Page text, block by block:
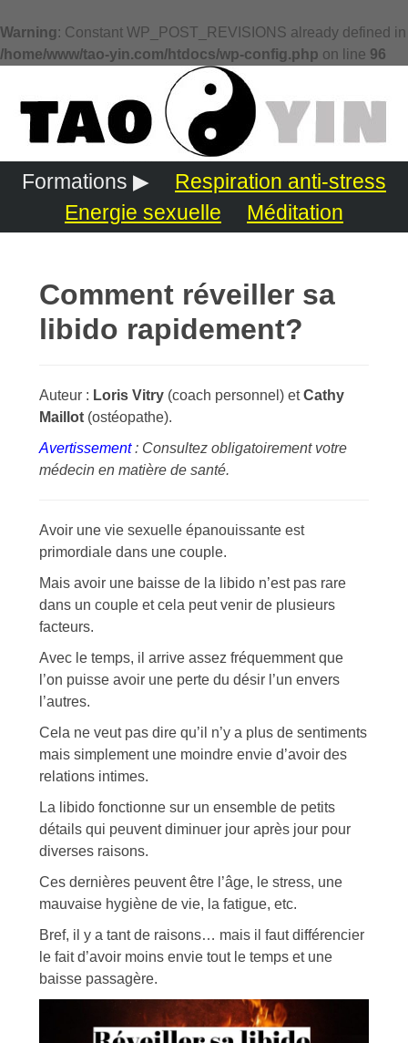
Warning: Constant WP_POST_REVISIONS already defined in
/home/www/tao-yin.com/htdocs/wp-config.php on line 96
Formations ▶
Respiration anti-stress
Energie sexuelle
Méditation
Comment réveiller sa
libido rapidement?
Auteur : Loris Vitry (coach personnel) etCathy
Maillot (ostéopathe).
Avertissement: Consultez obligatoirement votre
médecin en matière de santé.
Avoir une vie sexuelle épanouissante est
primordiale dans une couple.
Mais avoir une baisse de la libido n’est pas rare
dans un couple et cela peut venir de plusieurs
facteurs.
Avec le temps, il arrive assez fréquemment que
l’on puisse avoir une perte du désir l’un envers
l’autres.
Cela ne veut pas dire qu’il n’y a plus de sentiments
mais simplement une moindre envie d’avoir des
relations intimes.
La libido fonctionne sur un ensemble de petits
détails qui peuvent diminuer jour après jour pour
diverses raisons.
Ces dernières peuvent être l’âge, le stress, une
mauvaise hygiène de vie, la fatigue, etc.
Bref, il y a tant de raisons… mais il faut différencier
le fait d’avoir moins envie tout le temps et une
baisse passagère.